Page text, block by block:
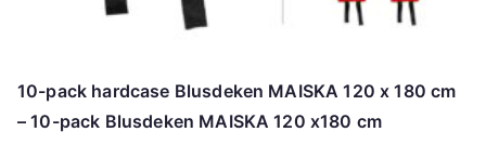
10-pack hardcase Blusdeken MAISKA 120 x 180 cm
– 10-pack Blusdeken MAISKA 120 x180 cm